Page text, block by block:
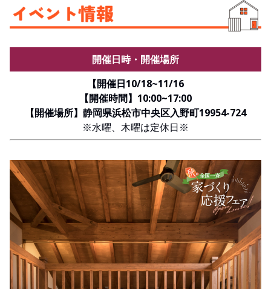
開催日時・開催場所
【開催日10/18~11/16
【開催時間】10:00~17:00
【開催場所】静岡県浜松市中央区入野町19954-724
※水曜、木曜は定休日※